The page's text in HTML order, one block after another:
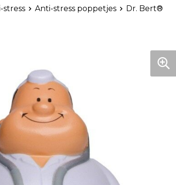
stress Anti-stress poppetjes Dr. Bert®